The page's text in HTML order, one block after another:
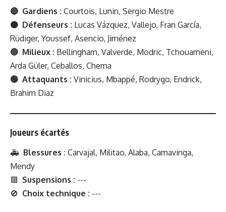
🔴 Gardiens : Courtois, Lunin, Sergio Mestre
🟠 Défenseurs : Lucas Vázquez, Vallejo, Fran García,
Rüdiger, Youssef, Asencio, Jiménez
🔵 Milieux : Bellingham, Valverde, Modric, Tchouameni,
Arda Güler, Ceballos, Chema
🟢 Attaquants : Vinicius, Mbappé, Rodrygo, Endrick,
Brahim Diaz
Joueurs écartés
🚑 Blessures : Carvajal, Militao, Alaba, Camavinga,
Mendy
🟥 Suspensions : ---
🚫 Choix technique : ---